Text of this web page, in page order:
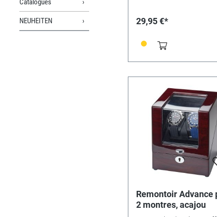
NEUHEITEN
illustrée La montre illustrée
29,95 €*
Remontoir Advance
2 montres, acajou